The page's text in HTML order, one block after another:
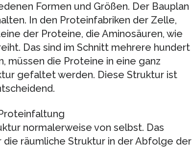
Formen und Größen. Der Bauplan
In den Proteinfabriken der Zelle,
der Proteine, die Aminosäuren, wie
Das sind im Schnitt mehrere hundert
müssen die Proteine in eine ganz
gefaltet werden. Diese Struktur ist
normalerweise von selbst. Das
räumliche Struktur in der Abfolge der